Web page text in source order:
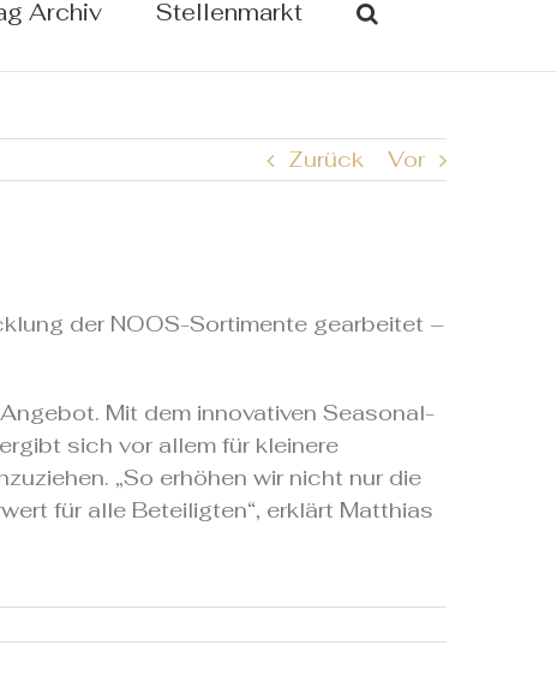
Archiv Stellenmarkt
Zurück Vor
der NOOS-Sortimente gearbeitet –
Mit dem innovativen Seasonal-
sich vor allem für kleinere
„So erhöhen wir nicht nur die
für alle Beteiligten“, erklärt Matthias